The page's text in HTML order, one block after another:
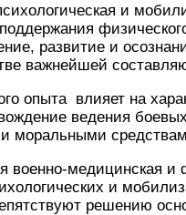
и
развитие и
важнейшей
опыта влияет на
ведения
моральными
военно-медицинская
и
решению